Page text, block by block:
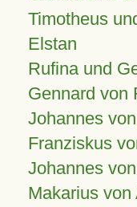
Timotheus
Elstan
Rufina und
Gennard von
Johannes
Franziskus
Johannes
Makarius